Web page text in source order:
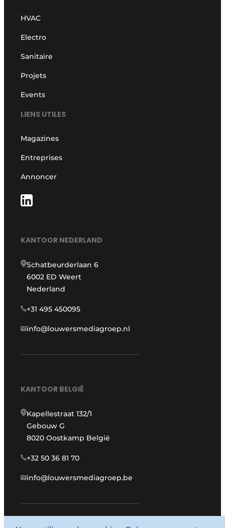
HVAC
Electro
Sanitaire
Projets
Events
LIENS UTILES
Magazines
Entreprises
Annoncer
KANTOOR NEDERLAND
Schatbeurderlaan 6
6002 ED Weert
Nederland
+31 495 450095
info@louwersmediagroep.nl
KANTOOR BELGIË
Kapellestraat 132/1
Gebouw G
8020 Oostkamp België
+32 50 36 81 70
info@louwersmediagroep.be